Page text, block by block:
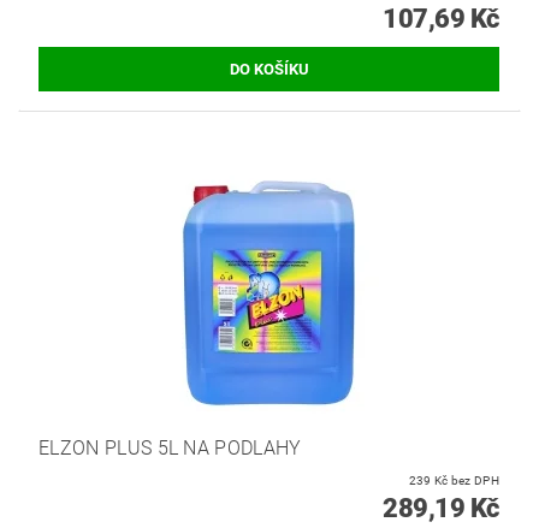
107,69 Kč
ELZON PLUS 5L NA PODLAHY
239 Kč bez DPH
289,19 Kč